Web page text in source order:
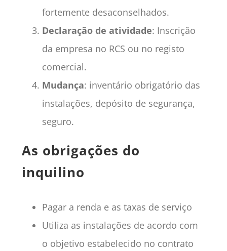
fortemente desaconselhados.
Declaração de atividade: Inscrição
da empresa no RCS ou no registo
comercial.
Mudança: inventário obrigatório das
instalações, depósito de segurança,
seguro.
As obrigações do
inquilino
Pagar a renda e as taxas de serviço
Utiliza as instalações de acordo com
o objetivo estabelecido no contrato